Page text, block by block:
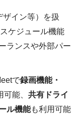
イン等）を扱
ケジュール機能
ランスや外部パー
で録画機能・
能、 共有ドライ
ル機能も利用可能